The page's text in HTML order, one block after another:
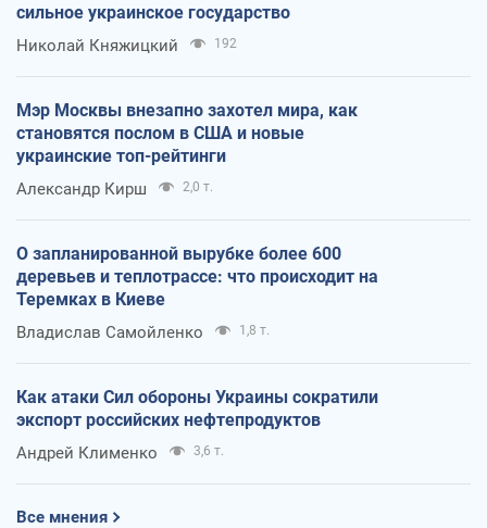
сильное украинское государство
Николай Княжицкий 192
Мэр Москвы внезапно захотел мира, как
становятся послом в США и новые
украинские топ-рейтинги
Александр Кирш 2,0 т.
О запланированной вырубке более 600
деревьев и теплотрассе: что происходит на
Теремках в Киеве
Владислав Самойленко 1,8 т.
Как атаки Сил обороны Украины сократили
экспорт российских нефтепродуктов
Андрей Клименко 3,6 т.
Все мнения